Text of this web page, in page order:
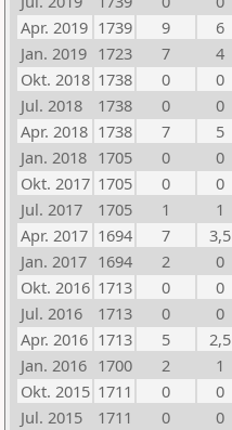
Apr. 2019 1739 9
6
Jan. 2019 1723 7
4
Okt. 2018 1738 0
0
Jul. 2018
1738 0
0
Apr. 2018 1738 7
5
Jan. 2018 1705 0
0
Okt. 2017 1705 0
0
Jul. 2017
1705 1
1
Apr. 2017 1694 7
3,5
Jan. 2017 1694 2
0
Okt. 2016 1713 0
0
Jul. 2016
1713 0
0
Apr. 2016 1713 5
2,5
Jan. 2016 1700 2
1
Okt. 2015 1711 0
0
Jul. 2015
1711 0
0